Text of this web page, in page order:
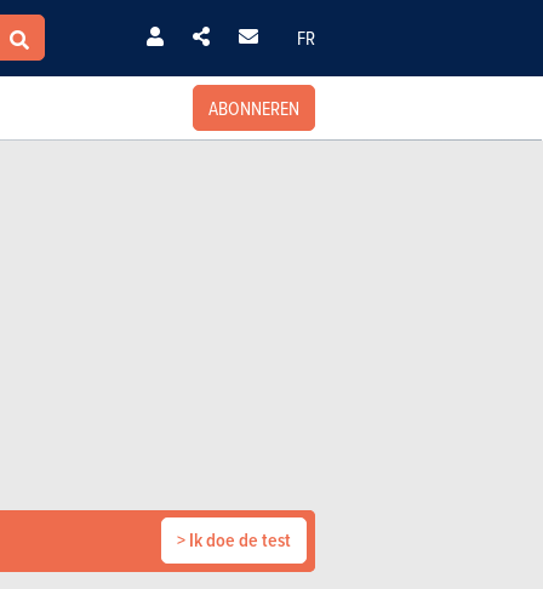
FR
ABONNEREN
> Ik doe de test